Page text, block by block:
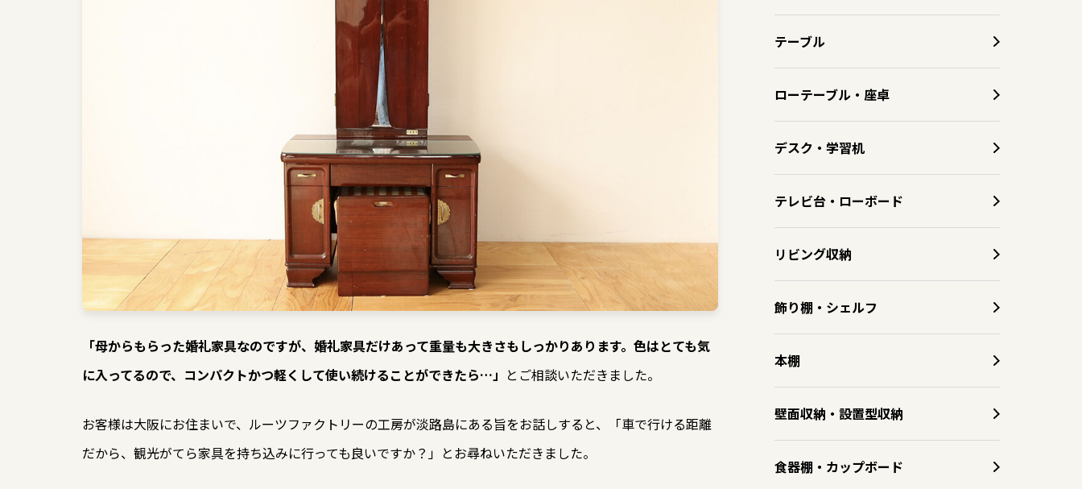
「母からもらった婚礼家具なのですが、婚礼家具だけあって重量も大きさもしっかりあります。色はとても気
に入ってるので、コンパクトかつ軽くして使い続けることができたら…」 とご相談いただきました。
お客様は大阪にお住まいで、ルーツファクトリーの工房が淡路島にある旨をお話しすると、「車で行ける距離
だから、観光がてら家具を持ち込みに行っても良いですか？」とお尋ねいただきました。
テーブル
ローテーブル・座卓
デスク・学習机
テレビ台・ローボード
リビング収納
飾り棚・シェルフ
本棚
壁面収納・設置型収納
食器棚・カップボード